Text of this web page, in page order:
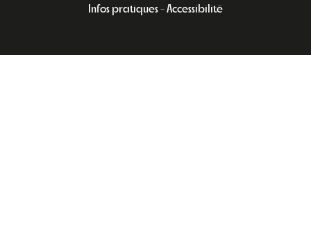
Infos pratiques Accessibilité